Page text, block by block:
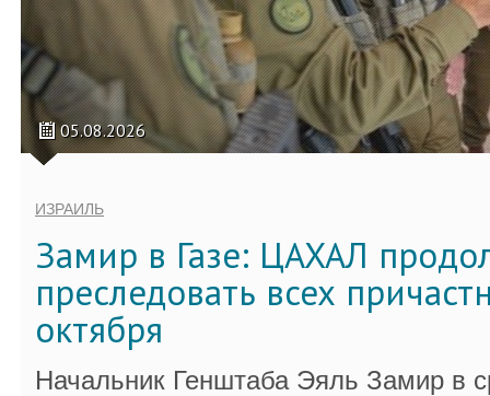
05.08.2026
ИЗРАИЛЬ
Замир в Газе: ЦАХАЛ
преследовать всех
октября
Начальник Генштаба Эяль Замир в